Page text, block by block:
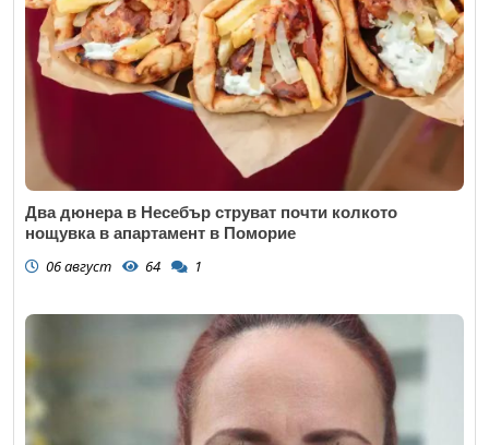
Два дюнера в Несебър струват почти колкото
нощувка в апартамент в Поморие
06 август 64 1